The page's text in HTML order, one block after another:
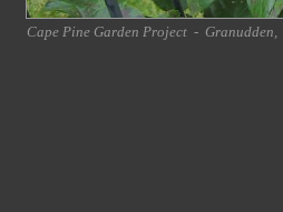
Cape Pine Garden Project - Granudden,